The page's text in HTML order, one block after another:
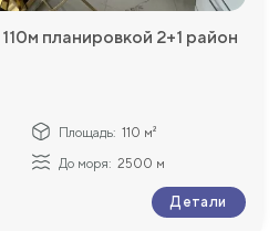
планировкой 2+1 район
Площадь: 110 м²
До моря: 2500 м
Детали